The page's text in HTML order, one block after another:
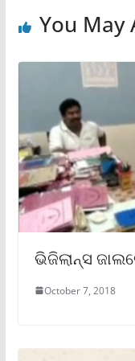
You May
ଭିଜିଲାନ୍ସ
October 7, 2018